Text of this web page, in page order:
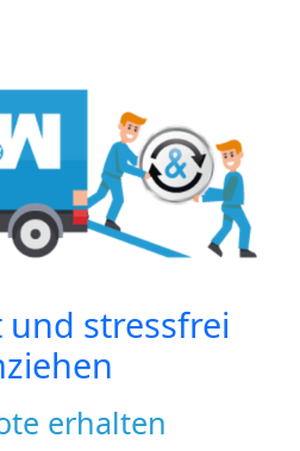
und stressfrei
erhalten